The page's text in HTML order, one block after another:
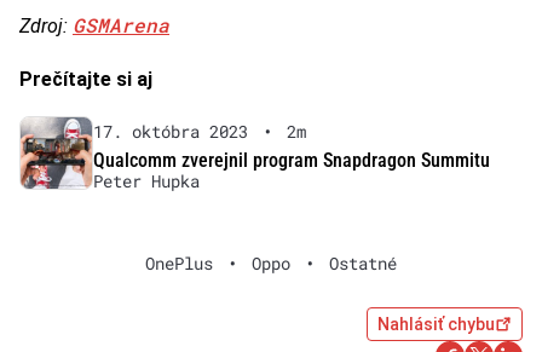
Zdroj: GSMArena
Prečítajte si aj
17. októbra 2023 •
2m
Qualcomm zverejnil program Snapdragon Summitu
Peter Hupka
OnePlus • Oppo • Ostatné
Nahlásiť chybu